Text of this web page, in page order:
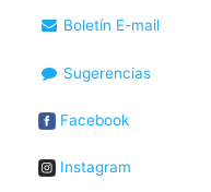
Boletín E-mail
Sugerencias
Facebook
Instagram